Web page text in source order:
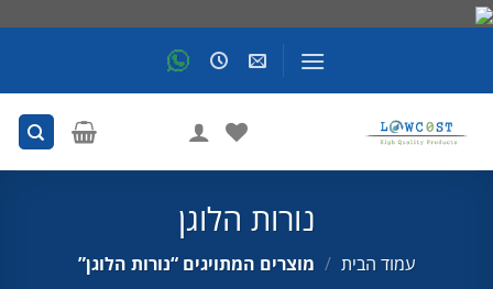
נורות הלוגן
עמוד הבית / מוצרים המתויגים “נורות הלוגן”